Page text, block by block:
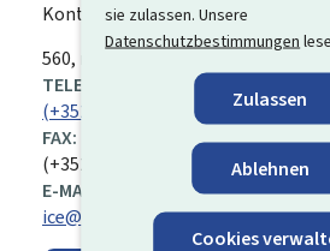
sie zulassen. Unsere
Datenschutzbestimmungen
Zulassen
Ablehnen
Cookies
Kontakt für die europäische
ADRESSE:
560, rue de Neudorf
TELEFON:
(+352) 247 81 800
FAX:
(+352) 247 81 694
E-MAIL:
ice@ctie.etat.lu